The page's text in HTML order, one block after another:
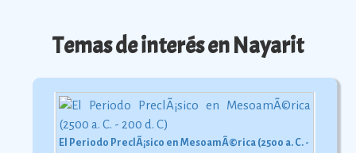
Temas de interés en Nayarit
El Periodo PreclÃ¡sico en MesoamÃ©rica (2500 a. C. - 200 d. C)